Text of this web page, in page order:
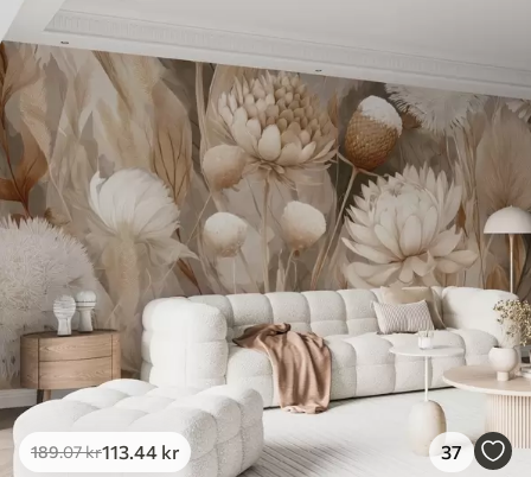
189.07kr113 .44 kr 37